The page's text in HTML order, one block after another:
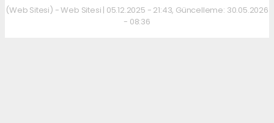
(Web Sitesi) - Web Sitesi | 05.12.2025 - 21:43, Güncelleme: 30.05.2026
- 08:36